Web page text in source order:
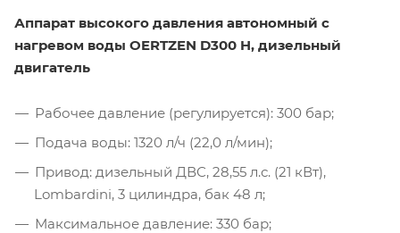
Аппарат высокого давления автономный с
нагревом воды OERTZEN D300 H, дизельный
двигатель
Рабочее давление (регулируется): 300 бар;
Подача воды: 1320 л/ч (22,0 л/мин);
Привод: дизельный ДВС, 28,55 л.с. (21 кВт),
Lombardini, 3 цилиндра, бак 48 л;
Максимальное давление: 330 бар;